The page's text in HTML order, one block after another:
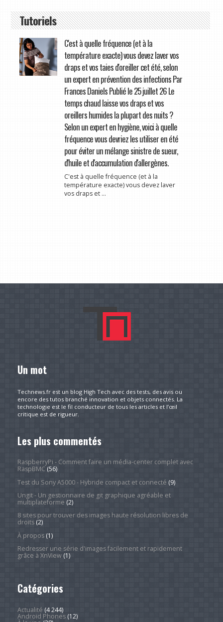
Tutoriels
C'est à quelle fréquence (et à la
température exacte) vous devez laver vos
draps et vos taies d'oreiller cet été, selon
un expert en prévention des infections Par
Frances Daniels Publié le 25 juillet 26 Le
temps chaud laisse vos draps et vos
oreillers humides la plupart des nuits ?
Selon un expert en hygiène, voici à quelle
fréquence vous devriez les utiliser en été
pour éviter un mélange sinistre de sueur,
d'huile et d'accumulation d'allergènes.
C'est à quelle fréquence (et à la
température exacte) vous devez laver
vos draps et ...
Un mot
Technews.fr est un blog High Tech avec des tests, des avis ou
encore des tutos branché innovation et objets connectés. La
technologie est le fil conducteur de tous les articles et l’œil
critique est de rigueur.
Les plus commentés
RaspberryPi - Comment faire un média-center complet avec
RaspBMC(56)
Test du Sony A5000 - Hybride compact et connecté (9)
Ungit - Un gestionnaire de git graphique agréable et
multiplateforme (2)
8 sites pour trouver des images haute résolution libres de
droits(2)
À propos(1)
Redresser une série d'images facilement et rapidement
grâce à XnView(1)
Catégories
Actualité (4 244)
Android Phones(12)